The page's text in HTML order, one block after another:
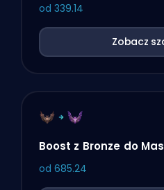
od 339.14
Zobacz
Boost z Bronze do
od 685.24